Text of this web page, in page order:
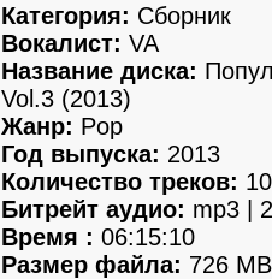
Категория: Сборник
Вокалист: VA
Название диска:
Vol.3 (2013)
Жанр: Pop
Год выпуска: 2013
Количество треков:
Битрейт аудио: mp3 |
Время : 06:15:10
Размер файла: 726 MB